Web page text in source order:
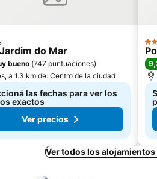
do Mar
bueno (747 puntuaciones)
a 1.3 km de: Centro de la ciudad
las fechas para ver los
exactos
Ver precios
4
Ver todos los alojamientos